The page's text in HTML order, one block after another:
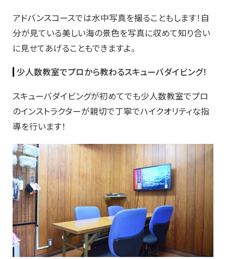
アドバンスコースでは水中写真を撮ることもします！自
分が見ている美しい海の景色を写真に収めて知り合い
に見せてあげることもできますよ。
少人数教室でプロから教わるスキューバダイビング！
スキューバダイビングが初めてでも少人数教室でプロ
のインストラクターが親切で丁寧でハイクオリティな指
導を行います！